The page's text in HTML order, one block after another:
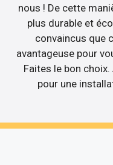
nous ! De cette
plus durable et
convaincus que
avantageuse pour
Faites le bon
pour une